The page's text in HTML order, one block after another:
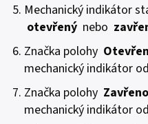
Mechanický indikátor
otevřený nebo
Značka polohy
mechanický indikátor
Značka polohy Zavřeno
mechanický indikátor